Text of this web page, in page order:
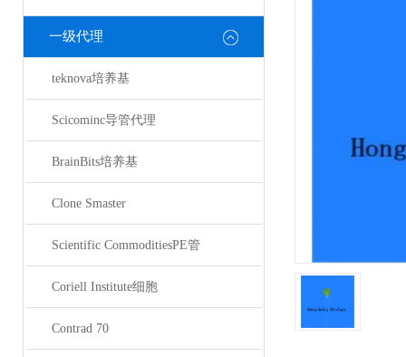
一级代理
teknova培养基
Scicominc导管代理
BrainBits培养基
Clone Smaster
Scientific CommoditiesPE管
Coriell Institute细胞
Contrad 70